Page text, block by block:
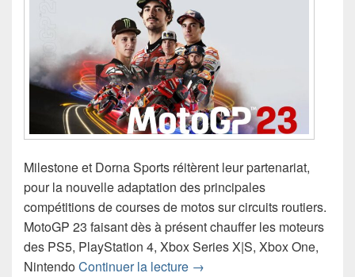
Milestone et Dorna Sports réitèrent leur partenariat,
pour la nouvelle adaptation des principales
compétitions de courses de motos sur circuits routiers.
MotoGP 23 faisant dès à présent chauffer les moteurs
des PS5, PlayStation 4, Xbox Series X|S, Xbox One,
NintendoContinuer la lecture Chronique jeu vidéo
→